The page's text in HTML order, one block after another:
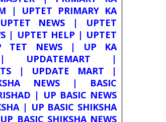
| UPTET PRIMARY KA
NEWS | UPTET
| UPTET HELP | UPTET
TET NEWS | UP KA
| UPDATEMART |
| UPDATE MART |
NEWS | BASIC
| UP BASIC NEWS
| UP BASIC SHIKSHA
BASIC SHIKSHA NEWS